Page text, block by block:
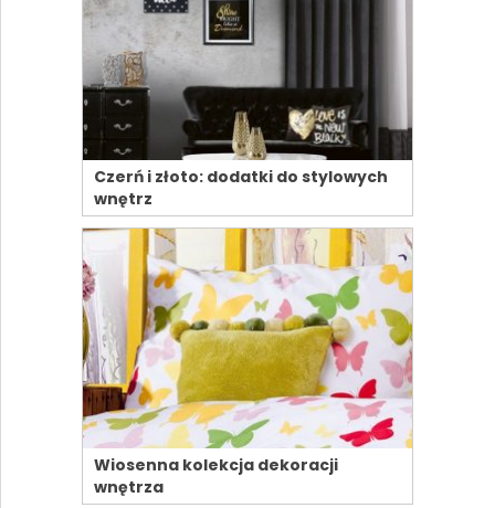
Czerń i złoto: dodatki do stylowych
wnętrz
Wiosenna kolekcja dekoracji
wnętrza